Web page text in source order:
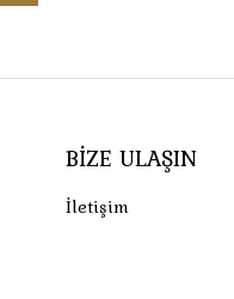
BIZE ULAŞIN
İletişim